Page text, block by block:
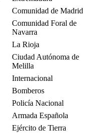
Comunidad de Madrid
Comunidad Foral de
Navarra
La Rioja
Ciudad Autónoma de
Melilla
Internacional
Bomberos
Policía Nacional
Armada Española
Ejército de Tierra